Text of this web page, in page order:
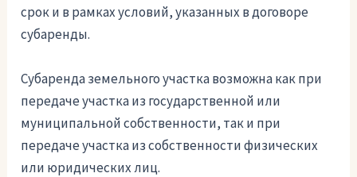
срок и в рамках условий, указанных в договоре
субаренды.
Субаренда земельного участка возможна как при
передаче участка из государственной или
муниципальной собственности, так и при
передаче участка из собственности физических
или юридических лиц.